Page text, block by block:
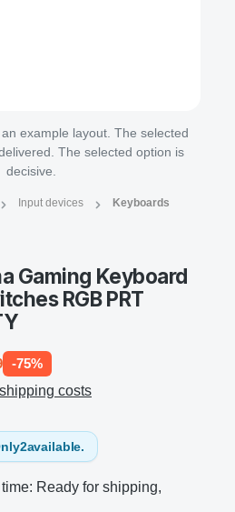
example layout. The selected
The selected option is
decisive.
Input devices Keyboards
Gaming Keyboard
RGB PRT
-75%
costs
2available.
Ready for shipping,